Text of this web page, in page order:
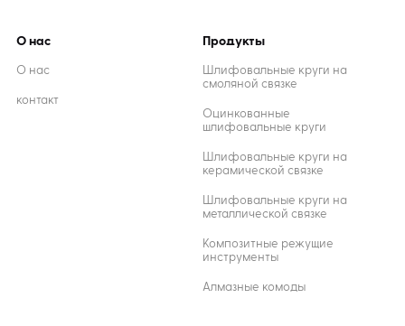
О нас
О нас
контакт
Продукты
Шлифовальные круги на
смоляной связке
Оцинкованные
шлифовальные круги
Шлифовальные круги на
керамической связке
Шлифовальные круги на
металлической связке
Композитные режущие
инструменты
Алмазные комоды